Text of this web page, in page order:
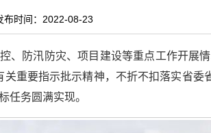
时间：2022-08-23
防汛防灾、项目建设等重点工作开展情
重要指示批示精神，不折不扣落实省
任务圆满实现。